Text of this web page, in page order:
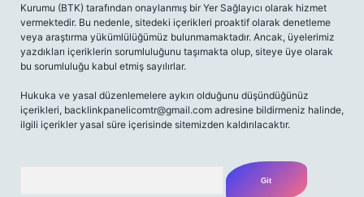
Kurumu (BTK) tarafından onaylanmış bir Yer Sağlayıcı olarak hizmet
vermektedir. Bu nedenle, sitedeki içerikleri proaktif olarak denetleme
veya araştırma yükümlülüğümüz bulunmamaktadır. Ancak, üyelerimiz
yazdıkları içeriklerin sorumluluğunu taşımakta olup, siteye üye olarak
bu sorumluluğu kabul etmiş sayılırlar.
Hukuka ve yasal düzenlemelere aykırı olduğunu düşündüğünüz
içerikleri, backlinkpanelicomtr@gmail.com adresine bildirmeniz halinde,
ilgili içerikler yasal süre içerisinde sitemizden kaldırılacaktır.